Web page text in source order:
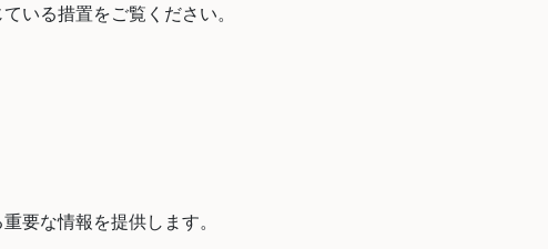
いる措置をご覧ください。
要な情報を提供します。